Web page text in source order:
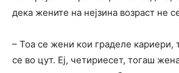
дека жените на нејзина возраст не
– Тоа се жени кои граделе кариери,
се во цут. Еј, четириесет, тогаш